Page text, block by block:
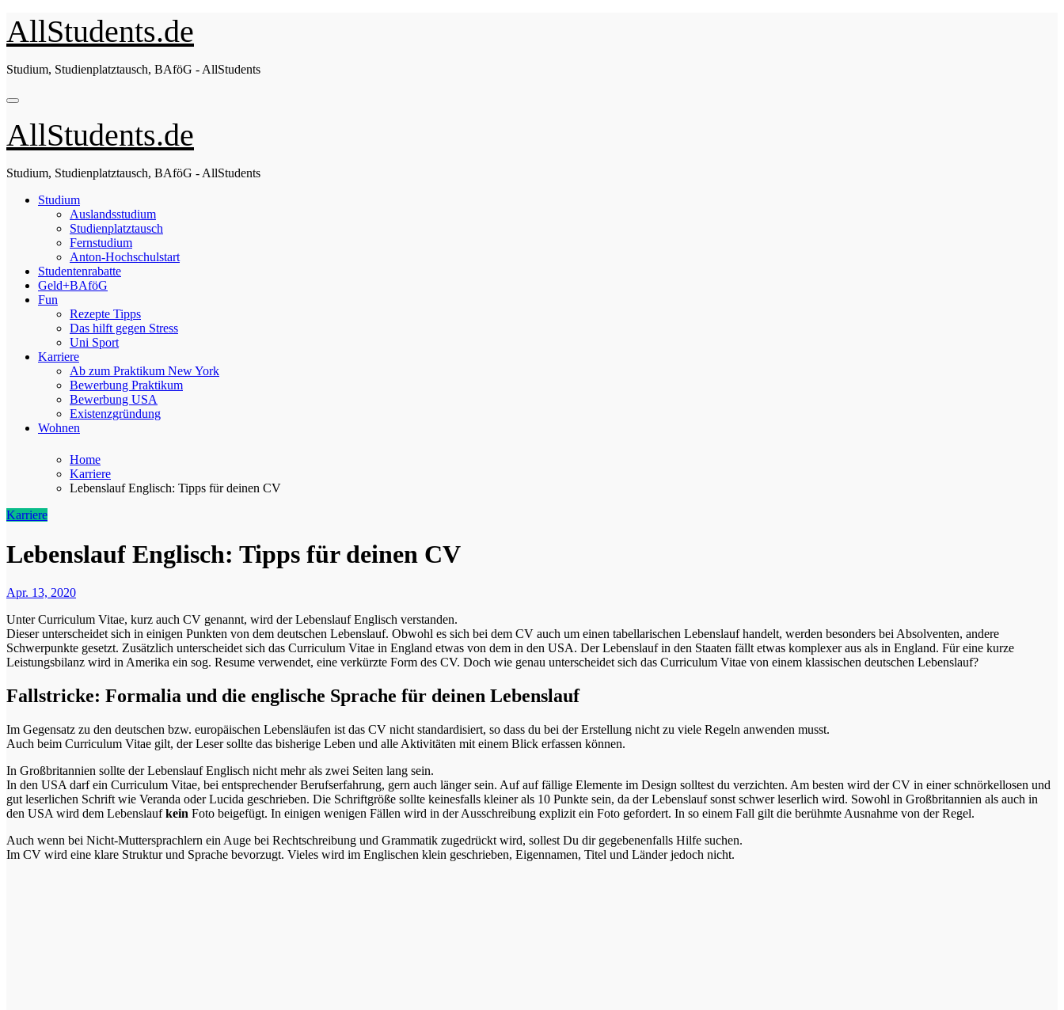
Zum
Inhalt
springen
AllStudents.de
Studium, Studienplatztausch, BAföG - AllStudents
AllStudents.de
Studium, Studienplatztausch, BAföG - AllStudents
Studium
Auslandsstudium
Studienplatztausch
Fernstudium
Anton-Hochschulstart
Studentenrabatte
Geld+BAföG
Fun
Rezepte Tipps
Das hilft gegen Stress
Uni Sport
Karriere
Ab zum Praktikum New York
Bewerbung Praktikum
Bewerbung USA
Existenzgründung
Wohnen
Home
Karriere
Lebenslauf Englisch: Tipps für deinen CV
Karriere
Lebenslauf Englisch: Tipps für deinen CV
Apr. 13, 2020
Unter Curriculum Vitae, kurz auch CV genannt, wird der Lebenslauf Englisch verstanden.
Dieser unterscheidet sich in einigen Punkten von dem deutschen Lebenslauf. Obwohl es sich bei dem CV auch um einen tabellarischen Lebenslauf handelt, werden besonders bei Absolventen, andere
Schwerpunkte gesetzt. Zusätzlich unterscheidet sich das Curriculum Vitae in England etwas von dem in den USA. Der Lebenslauf in den Staaten fällt etwas komplexer aus als in England. Für eine kurze
Leistungsbilanz wird in Amerika ein sog. Resume verwendet, eine verkürzte Form des CV. Doch wie genau unterscheidet sich das Curriculum Vitae von einem klassischen deutschen Lebenslauf?
Fallstricke: Formalia und die englische Sprache für deinen Lebenslauf
Im Gegensatz zu den deutschen bzw. europäischen Lebensläufen ist das CV nicht standardisiert, so dass du bei der Erstellung nicht zu viele Regeln anwenden musst.
Auch beim Curriculum Vitae gilt, der Leser sollte das bisherige Leben und alle Aktivitäten mit einem Blick erfassen können.
In Großbritannien sollte der Lebenslauf Englisch nicht mehr als zwei Seiten lang sein.
In den USA darf ein Curriculum Vitae, bei entsprechender Berufserfahrung, gern auch länger sein. Auf auf fällige Elemente im Design solltest du verzichten. Am besten wird der CV in einer schnörkellosen und
gut leserlichen Schrift wie Veranda oder Lucida geschrieben. Die Schriftgröße sollte keinesfalls kleiner als 10 Punkte sein, da der Lebenslauf sonst schwer leserlich wird. Sowohl in Großbritannien als auch in
den USA wird dem Lebenslaufkein Foto beigefügt. In einigen wenigen Fällen wird in der Ausschreibung explizit ein Foto gefordert. In so einem Fall gilt die berühmte Ausnahme von der Regel.
Auch wenn bei Nicht-Muttersprachlern ein Auge bei Rechtschreibung und Grammatik zugedrückt wird, sollest Du dir gegebenenfalls Hilfe suchen.
Im CV wird eine klare Struktur und Sprache bevorzugt. Vieles wird im Englischen klein geschrieben, Eigennamen, Titel und Länder jedoch nicht.